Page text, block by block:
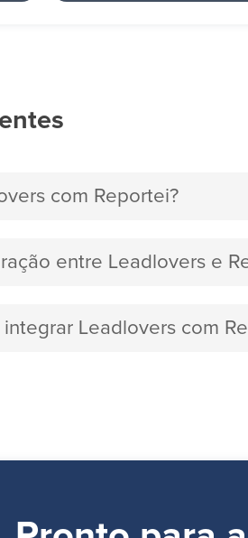
com Reportei?
entre Leadlovers e
Leadlovers com